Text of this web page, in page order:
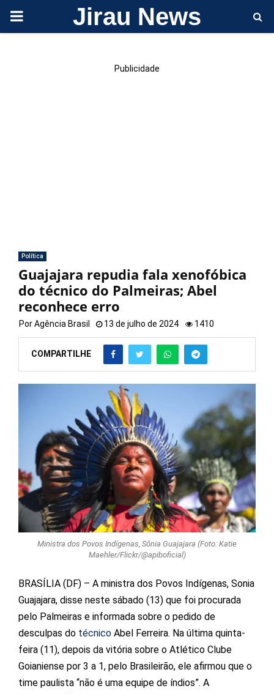
PRIMARY Jirau News
Publicidade
Política
Guajajara repudia fala xenofóbica
do técnico do Palmeiras; Abel
reconhece erro
PorAgência Brasil 13 de julho de 2024 1410
COMPARTILHE
Ministra dos Povos Indígenas, Sônia Guajajara (Foto: Katie
Maehler/Flickr/@apiboficial)
BRASÍLIA (DF) – A ministra dos Povos Indígenas, Sonia
Guajajara, disse neste sábado (13) que foi procurada
pelo Palmeiras e informada sobre o pedido de
desculpas do técnico Abel Ferreira. Na última quinta-
feira (11), depois da vitória sobre o Atlético Clube
Goianiense por 3 a 1, pelo Brasileirão, ele afirmou que o
time paulista “não é uma equipe de índios”. A